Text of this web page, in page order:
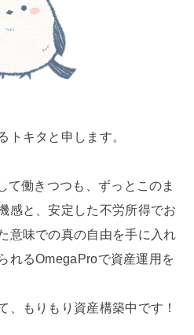
トキタと申します。
て働きつつも、ずっとこのま
感と、安定した不労所得でお
意味での真の自由を手に入れ
れるOmegaProで資産運用を
、もりもり資産構築中です！